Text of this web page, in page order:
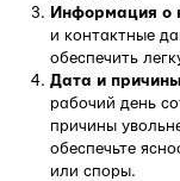
Информация о
и контактные
обеспечить
Дата и
рабочий день
причины
обеспечьте
или споры.